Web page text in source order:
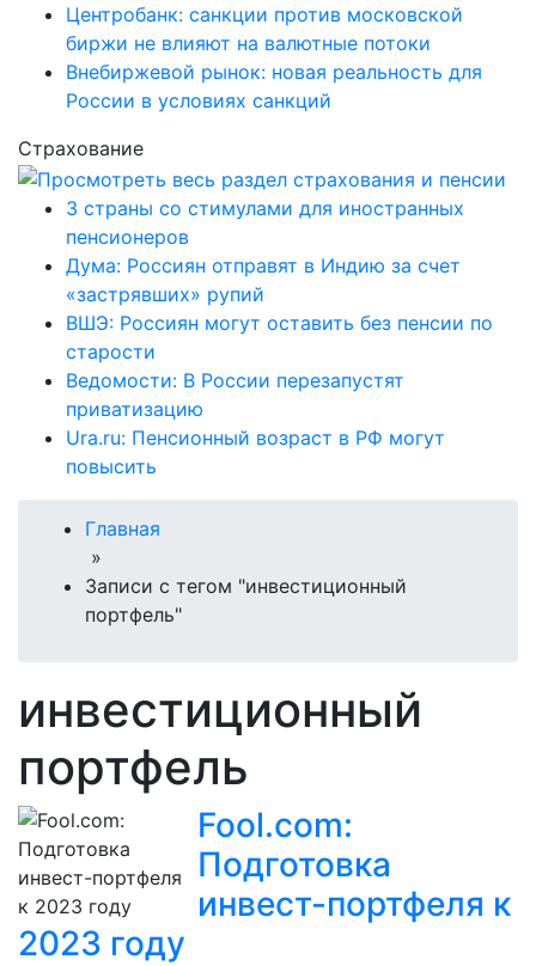
Центробанк: санкции против московской
биржи не влияют на валютные потоки
Внебиржевой рынок: новая реальность для
России в условиях санкций
Страхование
3 страны со стимулами для иностранных
пенсионеров
Дума: Россиян отправят в Индию за счет
«застрявших» рупий
ВШЭ: Россиян могут оставить без пенсии по
старости
Ведомости: В России перезапустят
приватизацию
Ura.ru: Пенсионный возраст в РФ могут
повысить
Главная
»
Записи с тегом "инвестиционный
портфель"
инвестиционный
портфель
Fool.com:
Подготовка
инвест-портфеля к
2023 году